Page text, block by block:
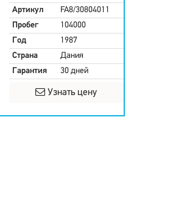
Артикул
FA8/30804011
Пробег
104000
Год
1987
Страна
Дания
Гарантия
30 дней
Узнать цену